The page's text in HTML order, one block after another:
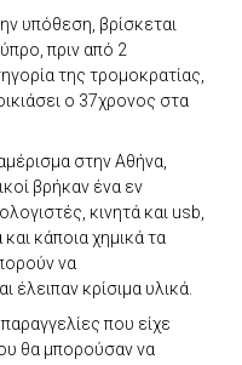
υπόθεση, βρίσκεται
πριν από 2
της τρομοκρατίας,
ο 37χρονος στα
στην Αθήνα,
βρήκαν ένα εν
κινητά και usb,
κάποια χημικά τα
να
έλειπαν κρίσιμα υλικά.
που είχε
θα μπορούσαν να